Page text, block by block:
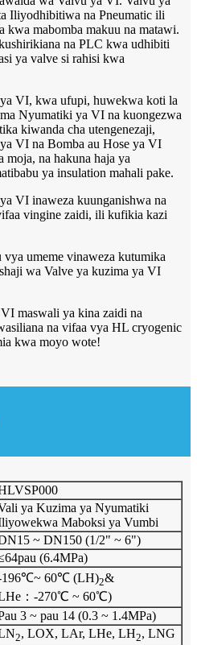
Iliyodhibitiwa na Pneumatic ili
mabomba makuu na matawi.
na PLC kwa udhibiti
ya valve si rahisi kwa
VI, kwa ufupi, huwekwa koti la
Nyumatiki ya VI na kuongezwa
kiwanda cha utengenezaji,
VI na Bomba au Hose ya VI
na hakuna haja ya
ya insulation mahali pake.
VI inaweza kuunganishwa na
vingine zaidi, ili kufikia kazi
umeme vinaweza kutumika
wa Valve ya kuzima ya VI
maswali ya kina zaidi na
na vifaa vya HL cryogenic
kwa moyo wote!
ya Kuzima ya Nyumatiki
Maboksi ya Vumbi
~ DN150 (1/2" ~ 6")
(6.4MPa)
196℃~ 60℃ (LH)2&
：-270℃ ~ 60℃)
3 ~ pau 14 (0.3 ~ 1.4MPa)
2, LOX, LAr, LHe, LH2, LNG